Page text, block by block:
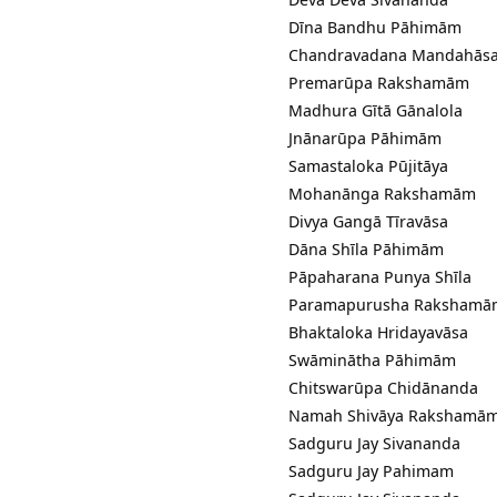
Dīna Bandhu Pāhimām
Chandravadana Mandahāsa
Premarūpa Rakshamām
Madhura Gītā Gānalola
Jnānarūpa Pāhimām
Samastaloka Pūjitāya
Mohanānga Rakshamām
Divya Gangā Tīravāsa
Dāna Shīla Pāhimām
Pāpaharana Punya Shīla
Paramapurusha
Bhaktaloka Hridayavāsa
Swāminātha Pāhimām
Chitswarūpa Chidānanda
Namah Shivāya
Sadguru Jay Sivananda
Sadguru Jay Pahimam